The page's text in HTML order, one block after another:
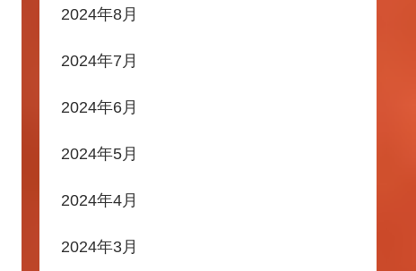
2024年8月
2024年7月
2024年6月
2024年5月
2024年4月
2024年3月